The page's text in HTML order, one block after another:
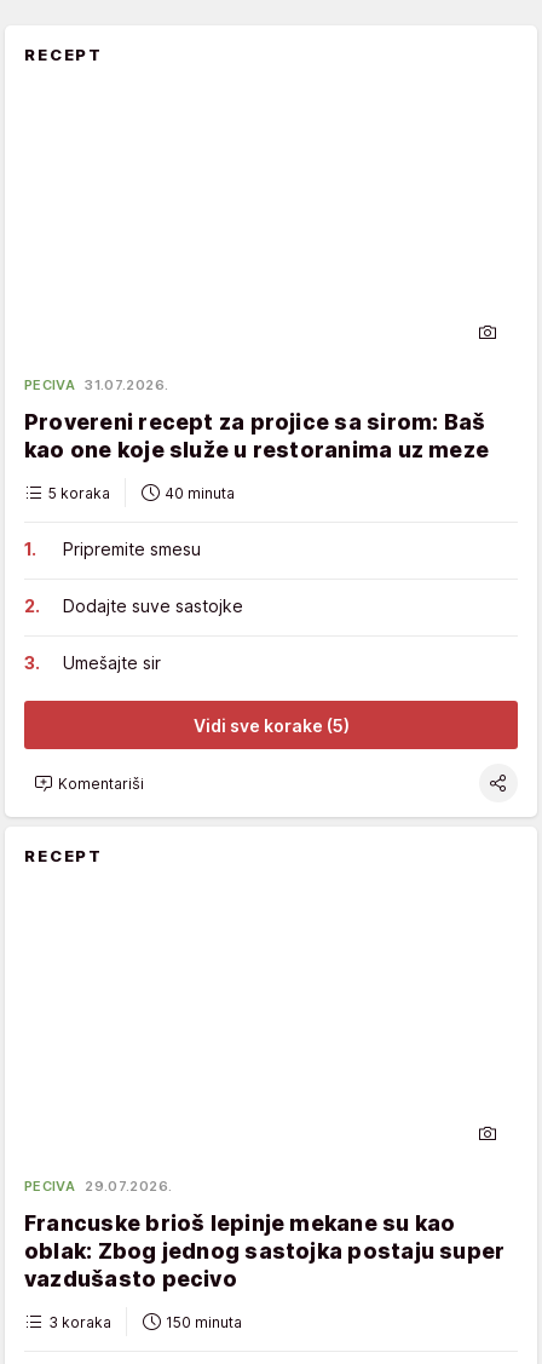
RECEPT
PECIVA 31.07.2026.
Provereni recept za projice sa sirom: Baš
kao one koje služe u restoranima uz meze
5 koraka 40 minuta
Pripremite smesu
Dodajte suve sastojke
Umešajte sir
Vidi sve korake (5)
Komentariši
RECEPT
PECIVA 29.07.2026.
Francuske brioš lepinje mekane su kao
oblak: Zbog jednog sastojka postaju super
vazdušasto pecivo
3 koraka 150 minuta